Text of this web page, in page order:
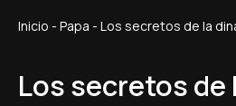
Inicio - Papa - Los secretos de la
Los secretos de